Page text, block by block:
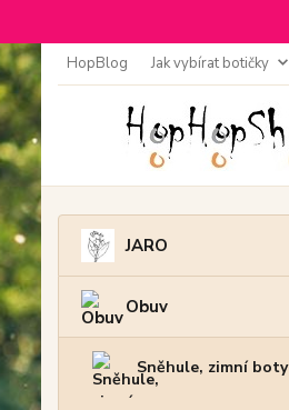
HopBlog Jak vybírat botičky
JARO
Obuv
Sněhule, zimní boty